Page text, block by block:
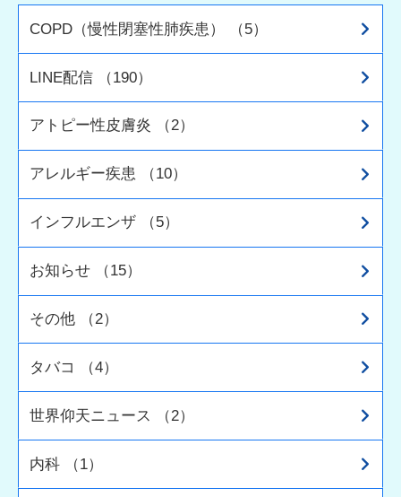
COPD（慢性閉塞性肺疾患） （5）
LINE配信 （190）
アトピー性皮膚炎 （2）
アレルギー疾患 （10）
インフルエンザ （5）
お知らせ （15）
その他 （2）
タバコ （4）
世界仰天ニュース （2）
内科 （1）